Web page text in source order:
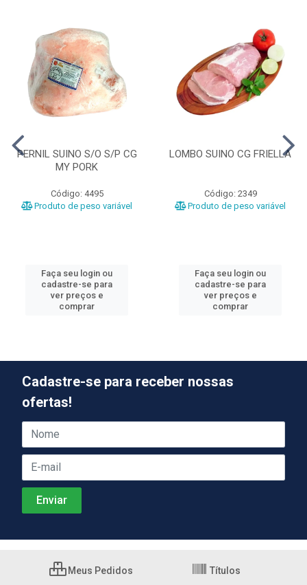
PERNIL SUINO S/O S/P CG
MY PORK
Código: 4495
Produto de peso variável
Faça seu login ou
cadastre-se para
ver preços e
comprar
LOMBO SUINO CG FRIELLA
Código: 2349
Produto de peso variável
Faça seu login ou
cadastre-se para
ver preços e
comprar
Cadastre-se para receber nossas
ofertas!
Meus Pedidos Títulos